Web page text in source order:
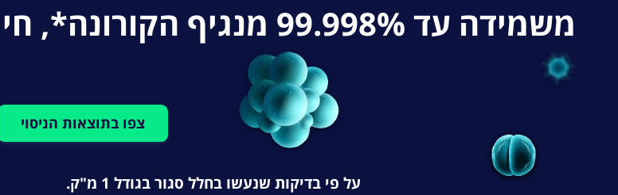
משמידה עד 99.998% מנגיף הקורונה*, חיידקים, עובשים ווירוסים נוספים
צפו בתוצאות הניסוי
על פי בדיקות שנעשו בחלל סגור בגודל 1 מ"ק.